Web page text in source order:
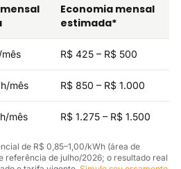
Economia mensal
estimada*
R$ 425 – R$ 500
mês R$ 850 – R$ 1.000
mês R$ 1.275 – R$ 1.500
de R$ 0,85–1,00/kWh (área de
referência de julho/2026; o resultado real